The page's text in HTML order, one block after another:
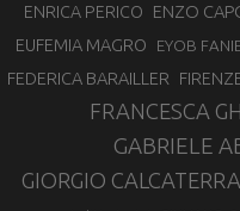
ENRICA PERICO ENZO
EUFEMIA MAGRO EYOB
FEDERICA BARAILLER
FRANCESCA
GABRIELE
GIORGIO CALCATERRA